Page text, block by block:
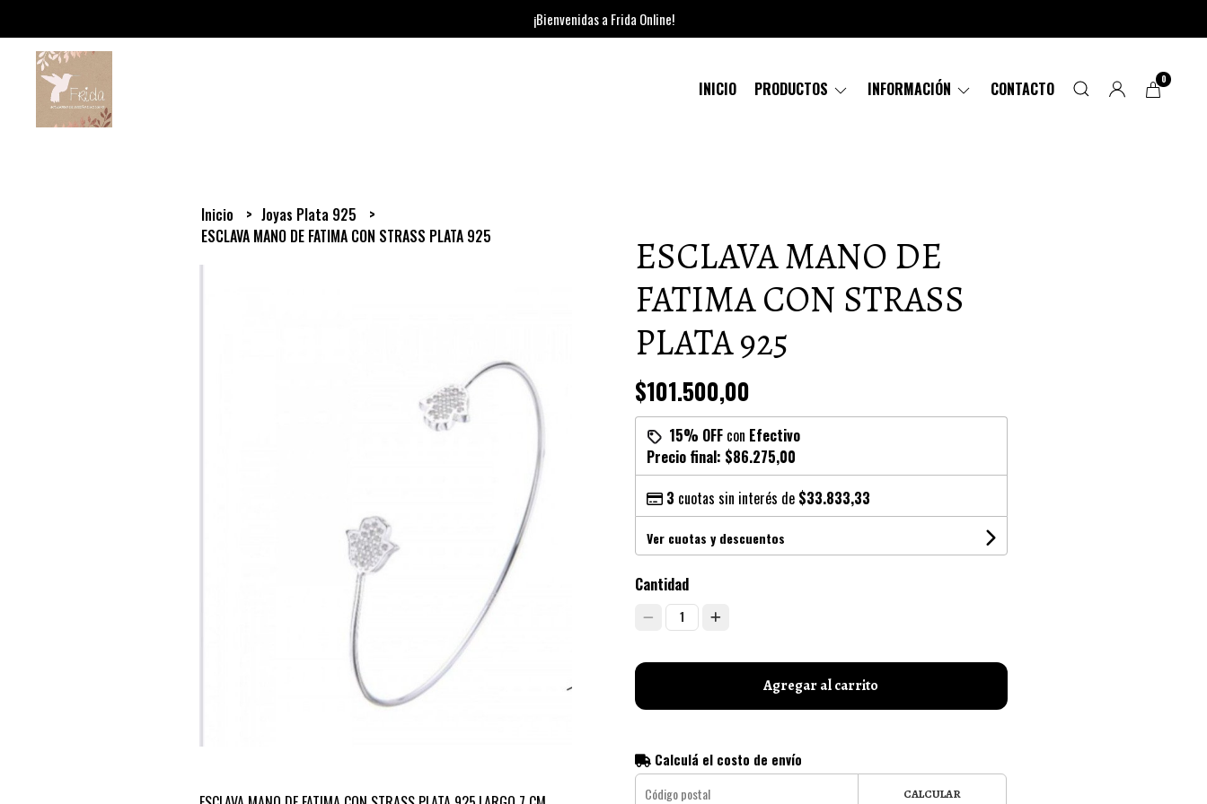
¡Bienvenidas a Frida Online!
INICIO PRODUCTOS INFORMACIÓN CONTACTO 0
Inicio
Joyas Plata 925
ESCLAVA MANO DE FATIMA CON STRASS PLATA 925
ESCLAVA MANO DE
FATIMA CON STRASS
PLATA 925
$101.500,00
15% OFFcon Efectivo
Precio final: $86.275,00
3 cuotas sin interés de $33.833,33
Ver cuotas y descuentos
Cantidad
1
Agregar al carrito
Calculá el costo de envío
CALCULAR